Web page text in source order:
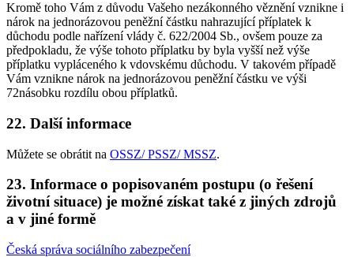
Kromě toho Vám z důvodu Vašeho nezákonného věznění vznikne i
nárok na jednorázovou peněžní částku nahrazující příplatek k
důchodu podle nařízení vlády č. 622/2004 Sb., ovšem pouze za
předpokladu, že výše tohoto příplatku by byla vyšší než výše
příplatku vypláceného k vdovskému důchodu. V takovém případě
Vám vznikne nárok na jednorázovou peněžní částku ve výši
72násobku rozdílu obou příplatků.
22. Další informace
Můžete se obrátit na OSSZ/ PSSZ/ MSSZ.
23. Informace o popisovaném postupu (o řešení
životní situace) je možné získat také z jiných zdrojů
a v jiné formě
Česká správa sociálního zabezpečení